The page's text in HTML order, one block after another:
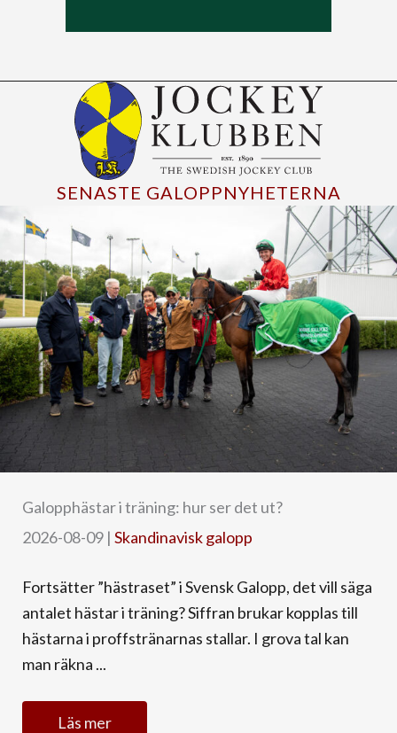
SENASTE GALOPPNYHETERNA
Galopphästar i träning: hur ser det ut?
2026-08-09 | Skandinavisk galopp
Fortsätter ”hästraset” i Svensk Galopp, det vill säga
antalet hästar i träning? Siffran brukar kopplas till
hästarna i proffstränarnas stallar. I grova tal kan
man räkna ...
Läs mer